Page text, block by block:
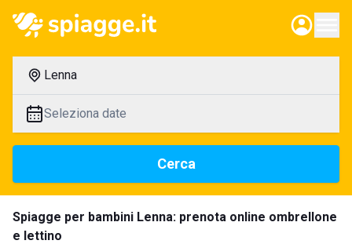
Lenna
Seleziona date
Cerca
Spiagge per bambini Lenna: prenota online ombrellone
e lettino